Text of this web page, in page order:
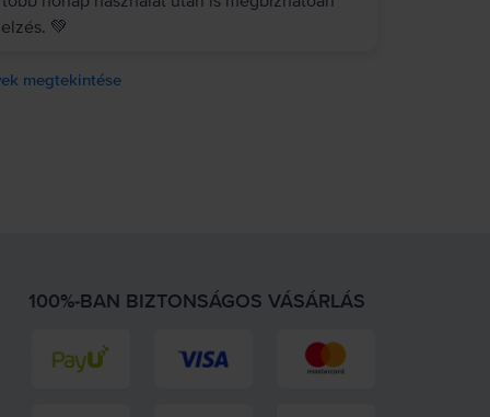
💚
megtekintése
100%-BAN BIZTONSÁGOS VÁSÁRLÁS